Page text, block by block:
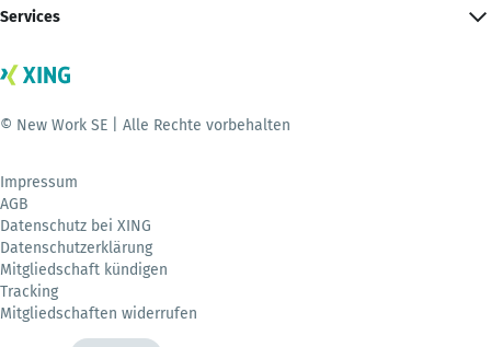
Services
© New Work SE | Alle Rechte vorbehalten
Impressum
AGB
Datenschutz bei XING
Datenschutzerklärung
Mitgliedschaft kündigen
Tracking
Mitgliedschaften widerrufen